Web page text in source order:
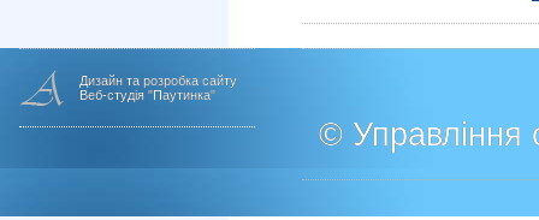
Дизайн та розробка сайту
Веб-студія "Паутинка"
© Управління